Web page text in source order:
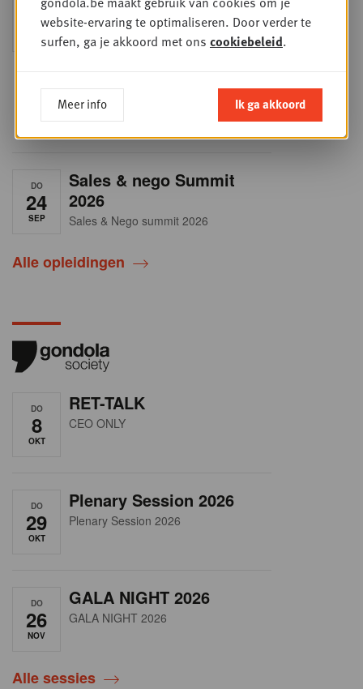
15
Mis deze unieke kans niet om het
Belgische retaillandschap volledig te
doorgronden. In deze essentiële
een sector die sneller verandert dan
ooit.
DO
24
SEP
Sales & nego Summit
2026
Sales & Nego summit 2026
Alle opleidingen
DO
8
OKT
RET-TALK
CEO ONLY
DO
29
OKT
Plenary Session 2026
Plenary Session 2026
DO
26
NOV
GALA NIGHT 2026
GALA NIGHT 2026
Alle sessies
website-ervaring te optimaliseren. Door verder te
surfen, ga je akkoord met ons cookiebeleid.
Meer info Ik ga akkoord